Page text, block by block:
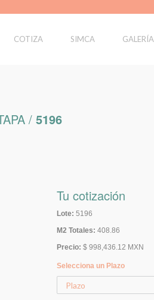
COTIZA SIMCA GALERÍA
/ 5196
Tu cotización
Lote: 5196
M2 Totales: 408.86
Precio: $ 998,436.12 MXN
Selecciona un Plazo